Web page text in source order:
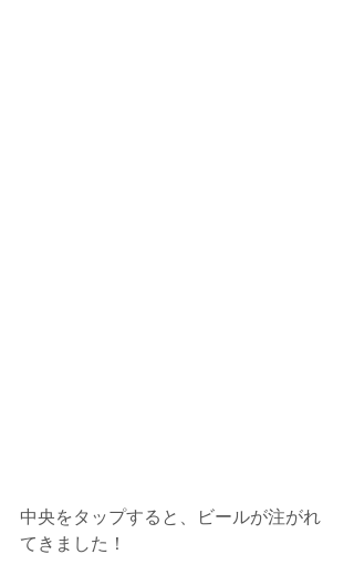
中央をタップすると、ビールが注がれ
てきました！